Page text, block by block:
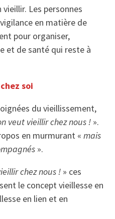
Les personnes
en matière de
pour organiser,
et de santé qui reste à
soi
du vieillissement,
veut vieillir chez nous ! ».
en murmurant «mais
».
chez nous ! » ces
le concept vieillesse en
en lien et en